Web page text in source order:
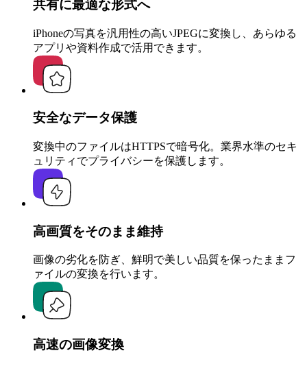
共有に最適な形式へ
iPhoneの写真を汎用性の高いJPEGに変換し、あらゆる
アプリや資料作成で活用できます。
安全なデータ保護
変換中のファイルはHTTPSで暗号化。業界水準のセキ
ュリティでプライバシーを保護します。
高画質をそのまま維持
画像の劣化を防ぎ、鮮明で美しい品質を保ったままフ
ァイルの変換を行います。
高速の画像変換